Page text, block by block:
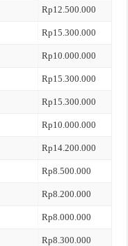
Rp12.500.000
Rp15.300.000
Rp10.000.000
Rp15.300.000
Rp15.300.000
Rp10.000.000
Rp14.200.000
Rp8.500.000
Rp8.200.000
Rp8.000.000
Rp8.300.000